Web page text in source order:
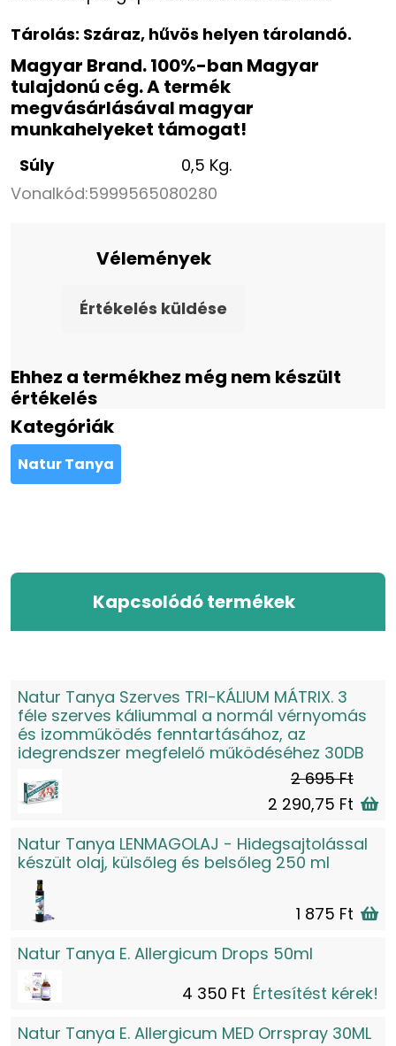
Tárolás: Száraz, hűvös helyen tárolandó.
Magyar Brand. 100%-ban Magyar
tulajdonú cég. A termék
megvásárlásával magyar
munkahelyeket támogat!
Súly
0,5 Kg.
Vonalkód:5999565080280
Vélemények
Értékelés küldése
Ehhez a termékhez még nem készült
értékelés
Kategóriák
Natur Tanya
Kapcsolódó termékek
Natur Tanya Szerves TRI-KÁLIUM MÁTRIX. 3
féle szerves káliummal a normál vérnyomás
és izomműködés fenntartásához, az
idegrendszer megfelelő működéséhez 30DB
2 695 Ft
2 290,75 Ft
Natur Tanya LENMAGOLAJ - Hidegsajtolással
készült olaj, külsőleg és belsőleg 250 ml
1 875 Ft
Natur Tanya E. Allergicum Drops 50ml
4 350 Ft Értesítést kérek!
Natur Tanya E. Allergicum MED Orrspray 30ML